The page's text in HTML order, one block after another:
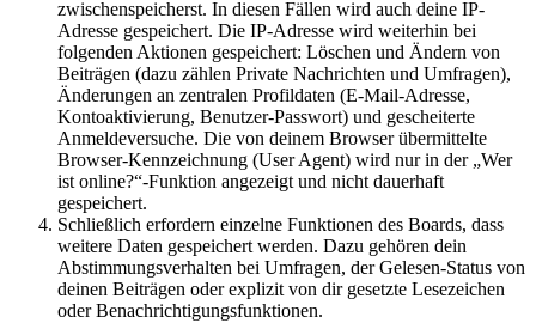
zwischenspeicherst. In diesen Fällen wird auch deine IP-
Adresse gespeichert. Die IP-Adresse wird weiterhin bei
folgenden Aktionen gespeichert: Löschen und Ändern von
Beiträgen (dazu zählen Private Nachrichten und Umfragen),
Änderungen an zentralen Profildaten (E-Mail-Adresse,
Kontoaktivierung, Benutzer-Passwort) und gescheiterte
Anmeldeversuche. Die von deinem Browser übermittelte
Browser-Kennzeichnung (User Agent) wird nur in der „Wer
ist online?“-Funktion angezeigt und nicht dauerhaft
gespeichert.
Schließlich erfordern einzelne Funktionen des Boards, dass
weitere Daten gespeichert werden. Dazu gehören dein
Abstimmungsverhalten bei Umfragen, der Gelesen-Status von
deinen Beiträgen oder explizit von dir gesetzte Lesezeichen
oder Benachrichtigungsfunktionen.